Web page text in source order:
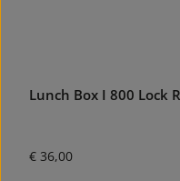
Lunch Box I 800 Lock
Normale prijs:
€ 36,00